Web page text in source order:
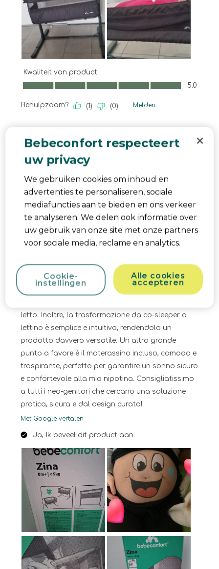
Kwaliteit van product
Kwaliteit van product, 5.0 van 5
5.0
Behulpzaam? (1) (0) Melden
5 van 5 sterren.
Perfetta combinazione tra praticità e
comfort
een jaar geleden
Ho acquistato il Bebeconfort Zina 2-in-1 per la mia
nipotina e ne sono davvero entusiasta ,Il design in
Mineral Grey è elegante e si adatta perfettamente
alla camera da letto. La funzione co-sleeper è
vicino durante la notte. La struttura è solida ma
leggera, facile da spostare se necessario. Si
monta in pochissimo tempo, e le regolazioni in
letto. Inoltre, la trasformazione da co-sleeper a
lettino è semplice e intuitiva, rendendolo un
prodotto davvero versatile. Un altro grande
punto a favore è il materassino incluso, comodo e
traspirante, perfetto per garantire un sonno sicuro
e confortevole alla mia nipotina. Consigliatissimo
a tutti i neo-genitori che cercano una soluzione
pratica, sicura e dal design curato!
Met Google vertalen
Ja, Ik beveel dit product aan.
Bebeconfort respecteert
uw privacy
We gebruiken cookies om inhoud en
advertenties te personaliseren, sociale
mediafuncties aan te bieden en ons verkeer
te analyseren. We delen ook informatie over
uw gebruik van onze site met onze partners
voor sociale media, reclame en analytics.
Alle cookies
accepteren
Cookie-
instellingen